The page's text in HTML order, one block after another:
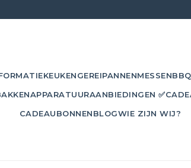
KEUKENGEREIPANNENMESSENBBQ
APPARATUURAANBIEDINGEN ✅
CADEAUBONNENBLOGWIE ZIJN WIJ?